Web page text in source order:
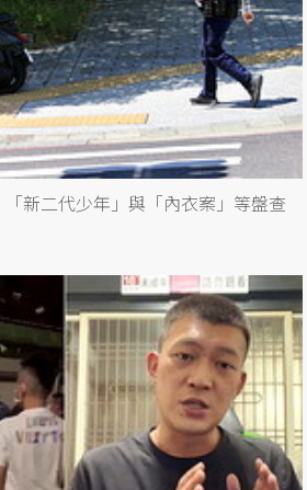
「新二代少年」與「內衣案」等盤查